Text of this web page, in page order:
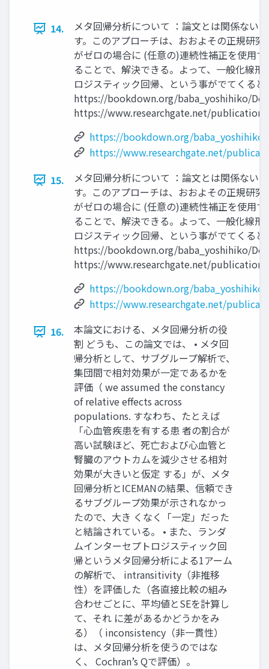
14.
メタ回帰分析について ：論文とは関係ない
す。このアプローチは、おおよその正規研
がゼロの場合に (任意の)連続性補正を使用
ることで、解決できる。よって、一般化線
ロジスティック回帰、という事がでてくる
https://bookdown.org/baba_yoshihiko/
https://www.researchgate.net/
https://bookdown.org/
https://www.researchgate.net/
15.
メタ回帰分析について ：論文とは関係ない
す。このアプローチは、おおよその正規研
がゼロの場合に (任意の)連続性補正を使用
ることで、解決できる。よって、一般化線
ロジスティック回帰、という事がでてくる
https://bookdown.org/baba_yoshihiko/
https://www.researchgate.net/
https://bookdown.org/
https://www.researchgate.net/
16.
本論文における、メタ回帰分析の役
割 どうも、この論文では、 • メタ回
帰分析として、サブグループ解析で、
集団間で相対効果が一定であるかを
評価（ we assumed the constancy
of relative effects across
populations. すなわち、たとえば
「心血管疾患を有する患 者の割合が
高い試験ほど、死亡および心血管と
腎臓のアウトカムを減少させる相対
効果が大きいと仮定 する」が、メタ
回帰分析とICEMANの結果、信頼でき
るサブグループ効果が示されなかっ
たので、大き くなく「一定」だった
と結論されている。 • また、ランダ
ムインターセプトロジスティック回
帰というメタ回帰分析による1アーム
の解析で、 intransitivity（非推移
性）を評価した（各直接比較の組み
合わせごとに、平均値とSEを計算し
て、それ に差があるかどうかをみ
る）（ inconsistency（非一貫性）
は、メタ回帰分析を使うのではな
く、 Cochran’s Qで評価）。